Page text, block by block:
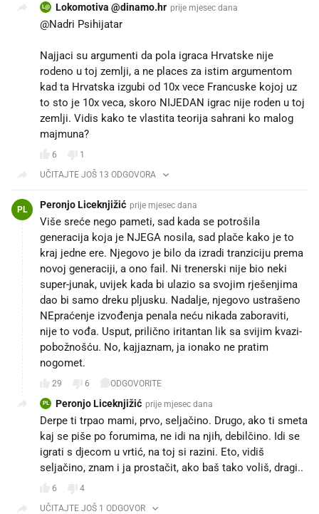
L@ Lokomotiva @dinamo.hr prije mjesec dana
@Nadri Psihijatar
Najjaci su argumenti da pola igraca Hrvatske nije
rodeno u toj zemlji, a ne places za istim argumentom
kad ta Hrvatska izgubi od 10x vece Francuske kojoj uz
to sto je 10x veca, skoro NIJEDAN igrac nije roden u toj
zemlji. Vidis kako te vlastita teorija sahrani ko malog
majmuna?
6
1
UČITAJTE JOŠ 13 ODGOVORA
PL Peronjo Liceknjižić prije mjesec dana
Više sreće nego pameti, sad kada se potrošila
generacija koja je NJEGA nosila, sad plače kako je to
kraj jedne ere. Njegovo je bilo da izradi tranziciju prema
novoj generaciji, a ono fail. Ni trenerski nije bio neki
super-junak, uvijek kada bi ulazio sa svojim rješenjima
dao bi samo dreku pljusku. Nadalje, njegovo ustrašeno
NEpraćenje izvođenja penala neću nikada zaboraviti,
nije to vođa. Usput, prilično iritantan lik sa svijim kvazi-
pobožnošću. No, kajjaznam, ja ionako ne pratim
nogomet.
29 6 ODGOVORITE
PL Peronjo Liceknjižić prije mjesec dana
Derpe ti trpao mami, prvo, seljačino. Drugo, ako ti smeta
kaj se piše po forumima, ne idi na njih, debilčino. Idi se
igrati s djecom u vrtić, na toj si razini. Eto, vidiš
seljačino, znam i ja prostačit, ako baš tako voliš, dragi..
6
4
UČITAJTE JOŠ 1 ODGOVOR